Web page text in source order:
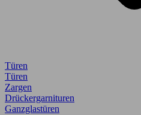
Türen
Türen
Zargen
Drückergarnituren
Ganzglastüren